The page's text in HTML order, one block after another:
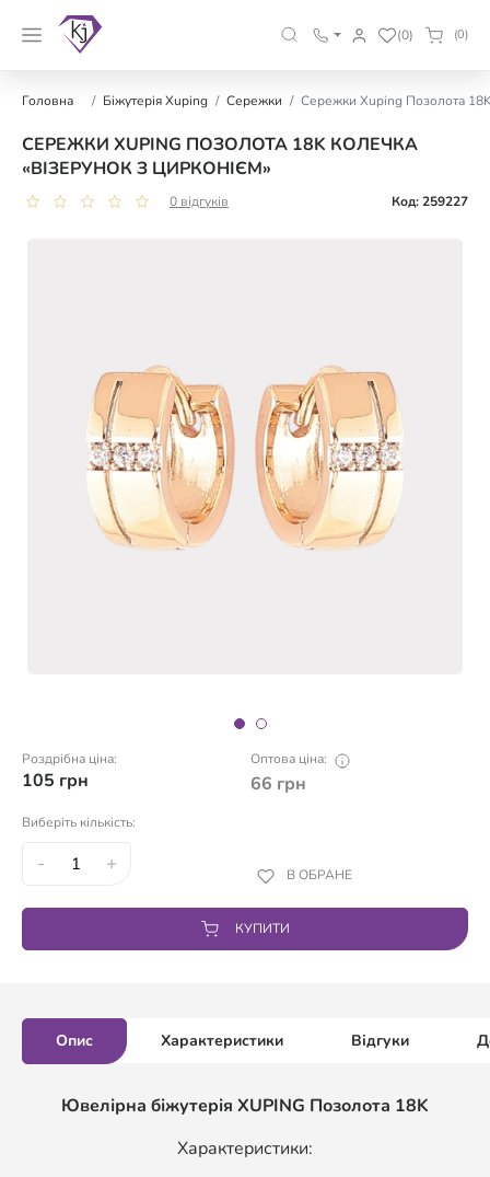
(0) (0)
Головна Біжутерія Xuping Сережки Сережки Xuping Позолота 18K
СЕРЕЖКИ XUPING ПОЗОЛОТА 18K КОЛЕЧКА
«ВІЗЕРУНОК З ЦИРКОНІЄМ»
0 відгуків Код: 259227
Роздрібна ціна:
105 грн
Оптова ціна:
66 грн
Виберіть кількість:
- + В ОБРАНЕ
КУПИТИ
Опис Характеристики Відгуки
Ювелірна біжутерія XUPING Позолота 18K
Характеристики: